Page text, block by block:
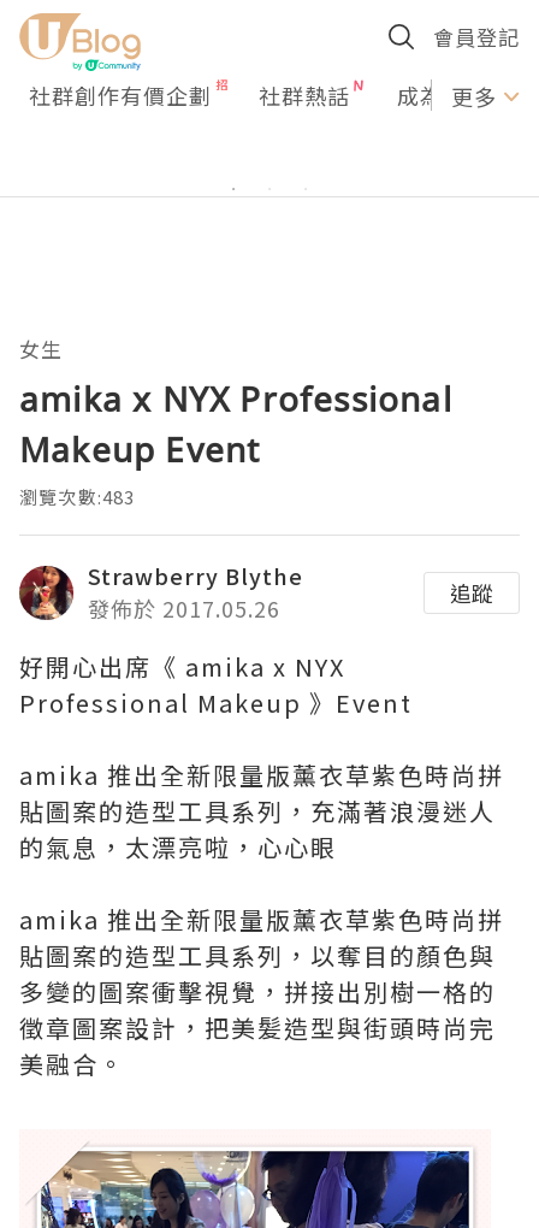
會員登記
社群創作有價企劃 社群熱話 成為U更多
女生
amika x NYX Professional
Makeup Event
瀏覽次數:483
Strawberry Blythe
發佈於 2017.05.26
追蹤
好開心出席《 amika x NYX
Professional Makeup 》Event
amika 推出全新限量版薰衣草紫色時尚拼
貼圖案的造型工具系列，充滿著浪漫迷人
的氣息，太漂亮啦，心心眼
amika 推出全新限量版薰衣草紫色時尚拼
貼圖案的造型工具系列，以奪目的顏色與
多變的圖案衝擊視覺，拼接出別樹一格的
徵章圖案設計，把美髪造型與街頭時尚完
美融合。